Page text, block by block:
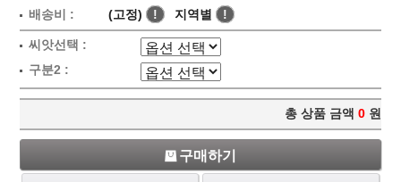
배송비 : (고정) ! 지역별 !
씨앗선택 :
구분2 :
총 상품 금액 0 원
구매하기